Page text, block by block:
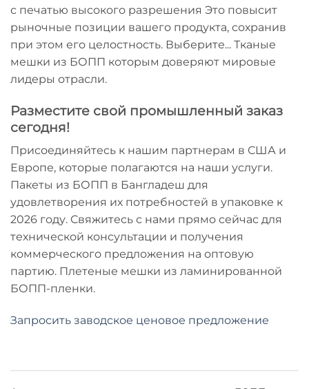
с печатью высокого разрешения Это повысит
рыночные позиции вашего продукта, сохранив
при этом его целостность. Выберите... Тканые
мешки из БОПП которым доверяют мировые
лидеры отрасли.
Разместите свой промышленный заказ
сегодня!
Присоединяйтесь к нашим партнерам в США и
Европе, которые полагаются на наши услуги.
Пакеты из БОПП в Бангладеш для
удовлетворения их потребностей в упаковке к
2026 году. Свяжитесь с нами прямо сейчас для
технической консультации и получения
коммерческого предложения на оптовую
партию. Плетеные мешки из ламинированной
БОПП-пленки.
Запросить заводское ценовое предложение